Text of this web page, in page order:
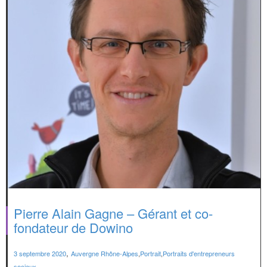
Pierre Alain Gagne – Gérant et co-
fondateur de Dowino
3 septembre 2020, Auvergne Rhône-Alpes,Portrait,Portraits d'entrepreneurs